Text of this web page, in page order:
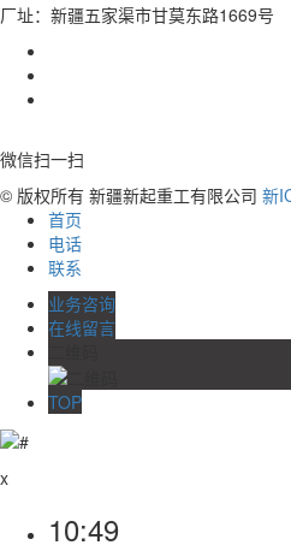
厂址：新疆五家渠市甘莫东路1669号
微信扫一扫
© 版权所有 新疆新起重工有限公司 新
首页
电话
联系
业务咨询
在线留言
TOP
x
10:49